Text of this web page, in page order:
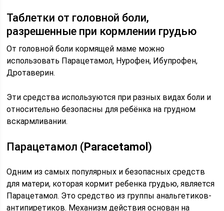
Таблетки от головной боли,
разрешенные при кормлении грудью
От головной боли кормящей маме можно
использовать Парацетамол, Нурофен, Ибупрофен,
Дротаверин.
Эти средства используются при разных видах боли и
относительно безопасны для ребёнка на грудном
вскармливании.
Парацетамол (Paracetamol)
Одним из самых популярных и безопасных средств
для матери, которая кормит ребенка грудью, является
Парацетамол. Это средство из группы анальгетиков-
антипиретиков. Механизм действия основан на